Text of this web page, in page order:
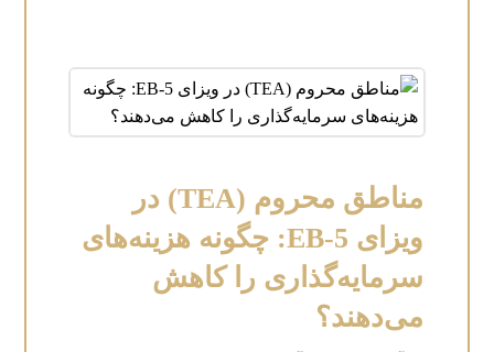
مناطق محروم (TEA) در
ویزای EB-5: چگونه هزینه‌های
سرمایه‌گذاری را کاهش
می‌دهند؟